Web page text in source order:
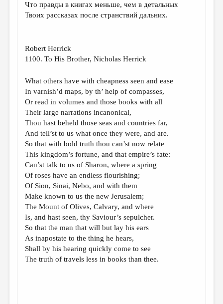
ОБЗОР ЛИТЕРАТУРЫ
КОЛОНКА РЕДАКТОРА
РЕДКОЛЛЕГИЯ
ОТ РЕДАКЦИИ
МАЛАЯ ПРОЗА
ЭССЕИСТИКА
ЛИТЕРАТУРОВЕДЕНИЕ
КУЛЬТУРОВЕДЕНИЕ
ПУБЛИЦИСТИКА
РЕЦЕНЗИРОВАНИЕ
ЦИКЛЫ ПУБЛИКАЦИЙ
ТРЕДИАКОВСКИЙ
МЕДИА
Что правды в книгах меньше, чем в детальных
Твоих рассказах после странствий дальних.
Robert Herrick
1100. To His Brother, Nicholas Herrick
What others have with cheapness seen and ease
In varnish’d maps, by th’ help of compasses,
Or read in volumes and those books with all
Their large narrations incanonical,
Thou hast beheld those seas and countries far,
And tell’st to us what once they were, and are.
So that with bold truth thou can’st now relate
This kingdom’s fortune, and that empire’s fate:
Can’st talk to us of Sharon, where a spring
Of roses have an endless flourishing;
Of Sion, Sinai, Nebo, and with them
Make known to us the new Jerusalem;
The Mount of Olives, Calvary, and where
Is, and hast seen, thy Saviour’s sepulcher.
So that the man that will but lay his ears
As inapostate to the thing he hears,
Shall by his hearing quickly come to see
The truth of travels less in books than thee.